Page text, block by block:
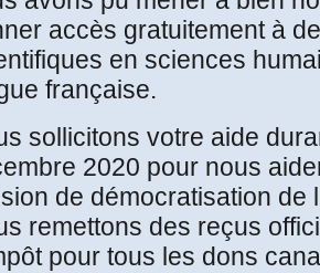
accès gratuitement à
en sciences
française.
sollicitons votre aide
2020 pour nous
de démocratisation de
remettons des reçus
pour tous les dons